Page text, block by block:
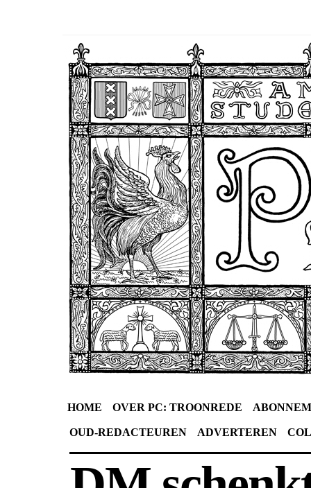
HOME OVER PC: TROONREDE
OUD-REDACTEUREN ADVERTEREN